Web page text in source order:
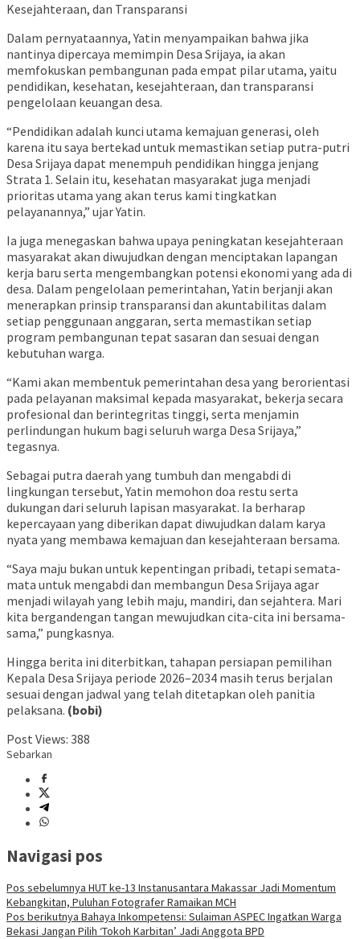
Kesejahteraan, dan Transparansi
Dalam pernyataannya, Yatin menyampaikan bahwa jika
nantinya dipercaya memimpin Desa Srijaya, ia akan
memfokuskan pembangunan pada empat pilar utama, yaitu
pendidikan, kesehatan, kesejahteraan, dan transparansi
pengelolaan keuangan desa.
“Pendidikan adalah kunci utama kemajuan generasi, oleh
karena itu saya bertekad untuk memastikan setiap putra-putri
Desa Srijaya dapat menempuh pendidikan hingga jenjang
Strata 1. Selain itu, kesehatan masyarakat juga menjadi
prioritas utama yang akan terus kami tingkatkan
pelayanannya,” ujar Yatin.
Ia juga menegaskan bahwa upaya peningkatan kesejahteraan
masyarakat akan diwujudkan dengan menciptakan lapangan
kerja baru serta mengembangkan potensi ekonomi yang ada di
desa. Dalam pengelolaan pemerintahan, Yatin berjanji akan
menerapkan prinsip transparansi dan akuntabilitas dalam
setiap penggunaan anggaran, serta memastikan setiap
program pembangunan tepat sasaran dan sesuai dengan
kebutuhan warga.
“Kami akan membentuk pemerintahan desa yang berorientasi
pada pelayanan maksimal kepada masyarakat, bekerja secara
profesional dan berintegritas tinggi, serta menjamin
perlindungan hukum bagi seluruh warga Desa Srijaya,”
tegasnya.
Sebagai putra daerah yang tumbuh dan mengabdi di
lingkungan tersebut, Yatin memohon doa restu serta
dukungan dari seluruh lapisan masyarakat. Ia berharap
kepercayaan yang diberikan dapat diwujudkan dalam karya
nyata yang membawa kemajuan dan kesejahteraan bersama.
“Saya maju bukan untuk kepentingan pribadi, tetapi semata-
mata untuk mengabdi dan membangun Desa Srijaya agar
menjadi wilayah yang lebih maju, mandiri, dan sejahtera. Mari
kita bergandengan tangan mewujudkan cita-cita ini bersama-
sama,” pungkasnya.
Hingga berita ini diterbitkan, tahapan persiapan pemilihan
Kepala Desa Srijaya periode 2026–2034 masih terus berjalan
sesuai dengan jadwal yang telah ditetapkan oleh panitia
pelaksana. (bobi)
Post Views: 388
Sebarkan
Navigasi pos
Pos sebelumnya HUT ke-13 Instanusantara Makassar Jadi Momentum
Kebangkitan, Puluhan Fotografer Ramaikan MCH
Pos berikutnya Bahaya Inkompetensi: Sulaiman ASPEC Ingatkan Warga
Bekasi Jangan Pilih ‘Tokoh Karbitan’ Jadi Anggota BPD